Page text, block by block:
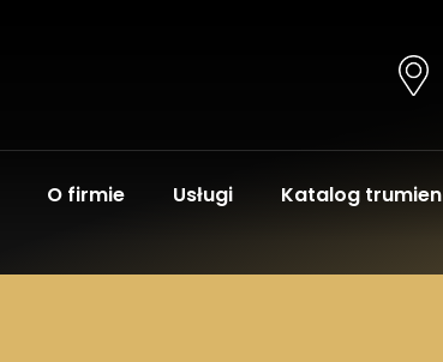
O firmie Usługi Katalog trumien